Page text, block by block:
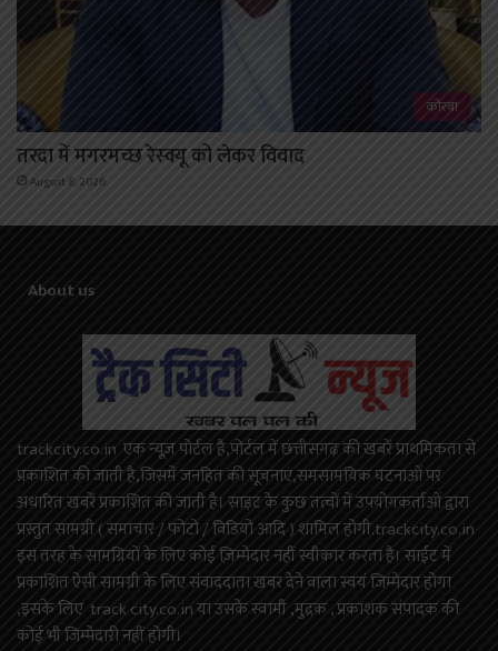
कोरबा
तरदा में मगरमच्छ रेस्क्यू को लेकर विवाद
August 8, 2026
About us
trackcity.co.in एक न्यूज़ पोर्टल है,पोर्टल में छत्तीसगढ़ की खबरें प्राथमिकता से
प्रकाशित की जाती है,जिसमें जनहित की सूचनाएं,समसामयिक घटनाओं पर
अधारित खबरें प्रकाशित की जाती है। साइट के कुछ तत्वों में उपयोगकर्ताओं द्वारा
प्रस्तुत सामग्री ( समाचार / फोटो / विडियो आदि ) शामिल होगी.trackcity.co.in
इस तरह के सामग्रियों के लिए कोई ज़िम्मेदार नहीं स्वीकार करता है। साईट में
प्रकाशित ऐसी सामग्री के लिए संवाददाता खबर देने वाला स्वयं जिम्मेदार होगा
,इसके लिए track city.co.in या उसके स्वामी ,मुद्रक , प्रकाशक संपादक की
कोई भी जिम्मेदारी नहीं होगी।